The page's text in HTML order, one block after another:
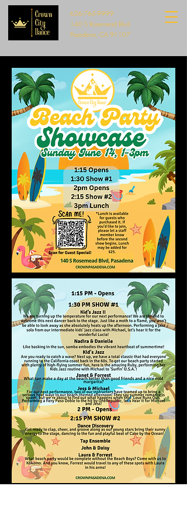
626-765-9999
140 S Rosemead Blvd
Pasadena, CA 91107